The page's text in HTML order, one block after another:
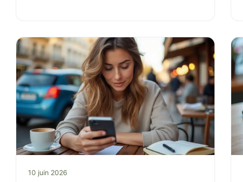
10 juin 2026